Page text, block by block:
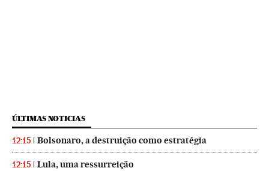
ÚLTIMAS NOTICIAS
12:15 Bolsonaro, a destruição como estratégia
12:15 Lula, uma ressurreição